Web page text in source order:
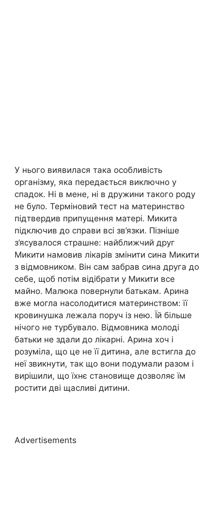
У нього виявилася така особливість
організму, яка передається виключно у
спадок. Ні в мене, ні в дружини такого роду
не було. Терміновий тест на материнство
підтвердив припущення матері. Микита
підключив до справи всі зв’язки. Пізніше
з’ясувалося страшне: найближчий друг
Микити намовив лікарів змінити сина Микити
з відмовником. Він сам забрав сина друга до
себе, щоб потім відібрати у Микити все
майно. Малюка повернули батькам. Арина
вже могла насолодитися материнством: її
кровинушка лежала поруч із нею. Їй більше
нічого не турбувало. Відмовника молоді
батьки не здали до лікарні. Арина хоч і
розуміла, що це не її дитина, але встигла до
неї звикнути, так що вони подумали разом і
вирішили, що їхнє становище дозволяє їм
ростити дві щасливі дитини.
Advertisements